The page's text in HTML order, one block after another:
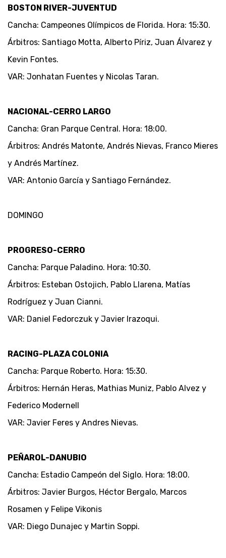
BOSTON RIVER-JUVENTUD
Cancha: Campeones Olímpicos de Florida. Hora: 15:30.
Árbitros: Santiago Motta, Alberto Píriz, Juan Álvarez y
Kevin Fontes.
VAR: Jonhatan Fuentes y Nicolas Taran.
NACIONAL-CERRO LARGO
Cancha: Gran Parque Central. Hora: 18:00.
Árbitros: Andrés Matonte, Andrés Nievas, Franco Mieres
y Andrés Martínez.
VAR: Antonio García y Santiago Fernández.
DOMINGO
PROGRESO-CERRO
Cancha: Parque Paladino. Hora: 10:30.
Árbitros: Esteban Ostojich, Pablo Llarena, Matías
Rodríguez y Juan Cianni.
VAR: Daniel Fedorczuk y Javier Irazoqui.
RACING-PLAZA COLONIA
Cancha: Parque Roberto. Hora: 15:30.
Árbitros: Hernán Heras, Mathias Muniz, Pablo Alvez y
Federico Modernell
VAR: Javier Feres y Andres Nievas.
PEÑAROL-DANUBIO
Cancha: Estadio Campeón del Siglo. Hora: 18:00.
Árbitros: Javier Burgos, Héctor Bergalo, Marcos
Rosamen y Felipe Vikonis
VAR: Diego Dunajec y Martin Soppi.